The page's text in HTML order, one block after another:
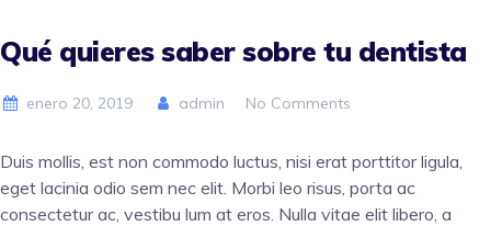
Qué quieres saber sobre tu dentista
enero 20, 2019 admin No Comments
Duis mollis, est non commodo luctus, nisi erat porttitor ligula,
eget lacinia odio sem nec elit. Morbi leo risus, porta ac
consectetur ac, vestibu lum at eros. Nulla vitae elit libero, a